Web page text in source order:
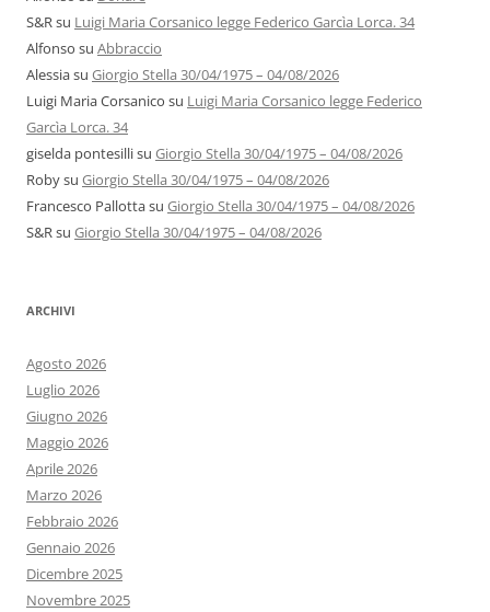
S&Rsu Luigi Maria Corsanico legge Federico Garcìa Lorca. 34
Alfonso su Abbraccio
Alessiasu Giorgio Stella 30/04/1975 – 04/08/2026
Luigi Maria Corsanico su Luigi Maria Corsanico legge Federico
Garcìa Lorca. 34
giselda pontesillisu Giorgio Stella 30/04/1975 – 04/08/2026
Robysu Giorgio Stella 30/04/1975 – 04/08/2026
Francesco Pallottasu Giorgio Stella 30/04/1975 – 04/08/2026
S&Rsu Giorgio Stella 30/04/1975 – 04/08/2026
ARCHIVI
Agosto 2026
Luglio 2026
Giugno 2026
Maggio 2026
Aprile 2026
Marzo 2026
Febbraio 2026
Gennaio 2026
Dicembre 2025
Novembre 2025